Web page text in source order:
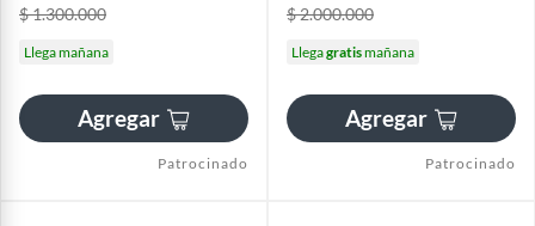
$ 1.300.000
Llega mañana
Agregar
Patrocinado
$ 2.000.000
Llegagratismañana
Agregar
Patrocinado